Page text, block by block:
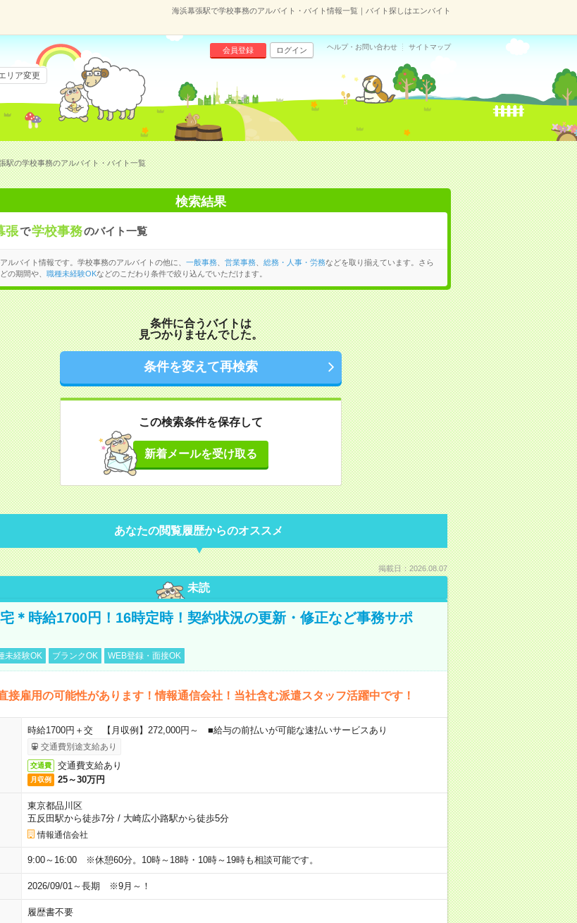
海浜幕張駅で学校事務のアルバイト・バイト情報一覧｜バイト探しはエンバイト
会員登録 ログイン ヘルプ・お問い合わせ サイトマップ
リア変更
駅の学校事務のアルバイト・バイト一覧
検索結果
張で学校事務のバイト一覧
ルバイト情報です。学校事務のアルバイトの他に、 一般事務、 営業事務、 総務・人事・労務などを取り揃えています。さら
の期間や、 職種未経験OKなどのこだわり条件で絞り込んでいただけます。
条件に合うバイトは
見つかりませんでした。
条件を変えて再検索
この検索条件を保存して
新着メールを受け取る
あなたの閲覧履歴からのオススメ
掲載日：2026.08.07
未読
＊時給1700円！16時定時！契約状況の更新・修正など事務サポ
未経験OK ブランクOK WEB登録・面接OK
接雇用の可能性があります！情報通信会社！当社含む派遣スタッフ活躍中です！
時給1700円＋交 【月収例】272,000円～ ■給与の前払いが可能な速払いサービスあり
交通費別途支給あり
交通費 交通費支給あり
月収例 25～30万円
東京都品川区
五反田駅から徒歩7分/ 大崎広小路駅から徒歩5分
情報通信会社
9:00～16:00 ※休憩60分。10時～18時・10時～19時も相談可能です。
2026/09/01～長期 ※9月～！
履歴書不要